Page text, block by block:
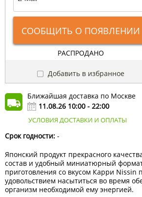
СООБЩИТЬ О ПОЯВЛЕНИИ
РАСПРОДАНО
Добавить в избранное
Ближайшая доставка по Москве
11.08.26 10:00 - 22:00
УСЛОВИЯ ДОСТАВКИ И ОПЛАТЫ
Срок годности: -
Японский продукт прекрасного
состав и удобный миниатюрный
приготовления со вкусом Карри Nissin
удовольствием насытиться во время
организм необходимой ему энергией.